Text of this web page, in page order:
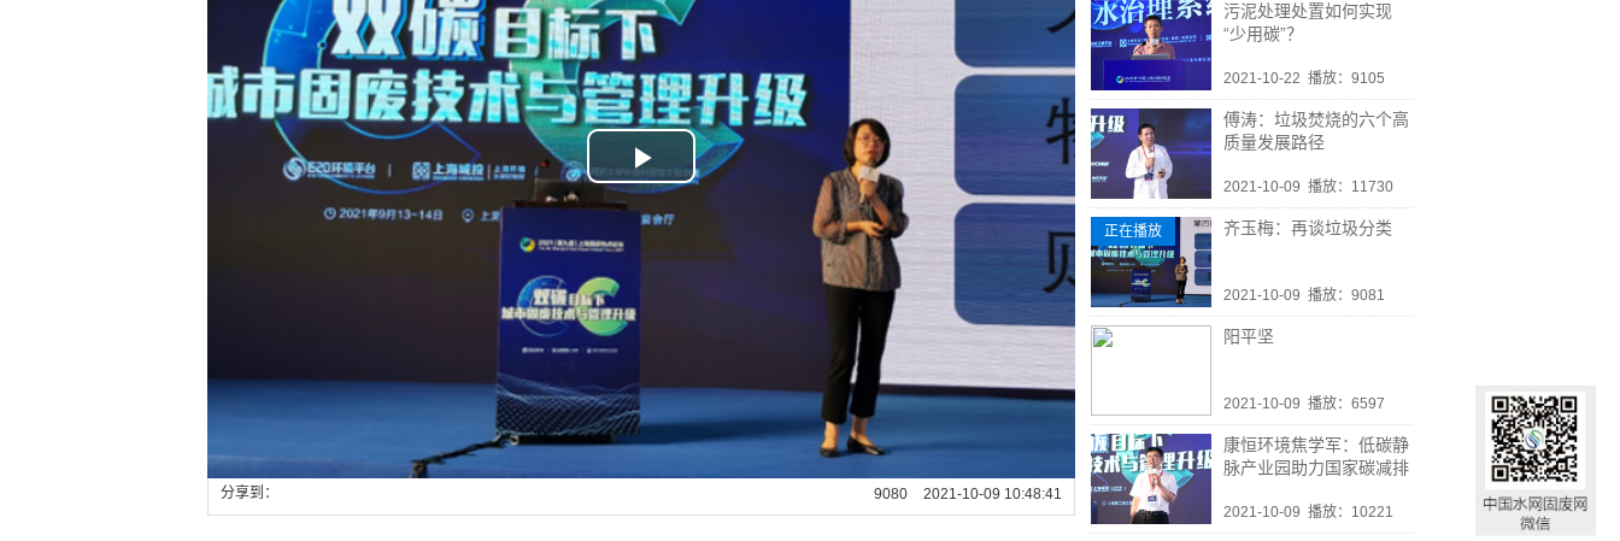
Play
Video
分享到： 9080 2021-10-09 10:48:41
污泥处理处置如何实现
“少用碳”？
2021-10-22 播放：9105
傅涛：垃圾焚烧的六个高
质量发展路径
2021-10-09 播放：11730
齐玉梅：再谈垃圾分类
2021-10-09 播放：9081
正在播放
阳平坚
2021-10-09 播放：6597
康恒环境焦学军：低碳静
脉产业园助力国家碳减排
2021-10-09 播放：10221